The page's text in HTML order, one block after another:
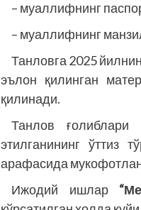
– муаллифнинг
– муаллифнинг
Танловга 2025
эълон қилинган
қилинади.
Танлов ғолиблари
этилганининг ўттиз
арафасида
Ижодий ишлар